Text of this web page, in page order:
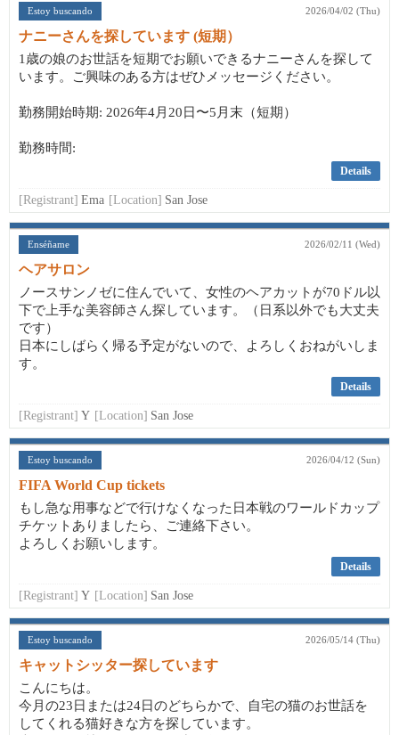
Estoy buscando 2026/04/02 (Thu)
ナニーさんを探しています (短期）
1歳の娘のお世話を短期でお願いできるナニーさんを探して
います。ご興味のある方はぜひメッセージください。
勤務開始時期: 2026年4月20日〜5月末（短期）
勤務時間:
Details
[Registrant] Ema [Location] San Jose
Enséñame 2026/02/11 (Wed)
ヘアサロン
ノースサンノゼに住んでいて、女性のヘアカットが70ドル以
下で上手な美容師さん探しています。（日系以外でも大丈夫
です）
日本にしばらく帰る予定がないので、よろしくおねがいしま
す。
Details
[Registrant] Y [Location] San Jose
Estoy buscando 2026/04/12 (Sun)
FIFA World Cup tickets
もし急な用事などで行けなくなった日本戦のワールドカップ
チケットありましたら、ご連絡下さい。
よろしくお願いします。
Details
[Registrant] Y [Location] San Jose
Estoy buscando 2026/05/14 (Thu)
キャットシッター探しています
こんにちは。
今月の23日または24日のどちらかで、自宅の猫のお世話を
してくれる猫好きな方を探しています。